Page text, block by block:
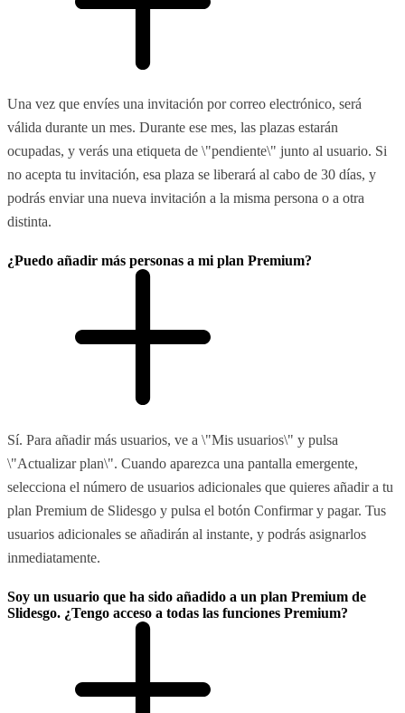
Una vez que envíes una invitación por correo electrónico, será
válida durante un mes. Durante ese mes, las plazas estarán
ocupadas, y verás una etiqueta de \"pendiente\" junto al usuario. Si
no acepta tu invitación, esa plaza se liberará al cabo de 30 días, y
podrás enviar una nueva invitación a la misma persona o a otra
distinta.
¿Puedo añadir más personas a mi plan Premium?
Sí. Para añadir más usuarios, ve a \"Mis usuarios\" y pulsa
\"Actualizar plan\". Cuando aparezca una pantalla emergente,
selecciona el número de usuarios adicionales que quieres añadir a tu
plan Premium de Slidesgo y pulsa el botón Confirmar y pagar. Tus
usuarios adicionales se añadirán al instante, y podrás asignarlos
inmediatamente.
Soy un usuario que ha sido añadido a un plan Premium de
Slidesgo. ¿Tengo acceso a todas las funciones Premium?